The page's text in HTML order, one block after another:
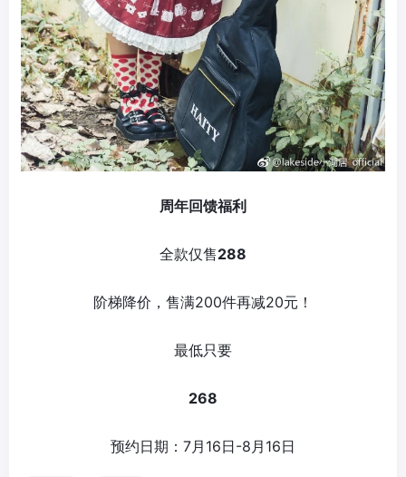
周年回馈福利
全款仅售288
阶梯降价，售满200件再减20元！
最低只要
268
预约日期：7月16日-8月16日